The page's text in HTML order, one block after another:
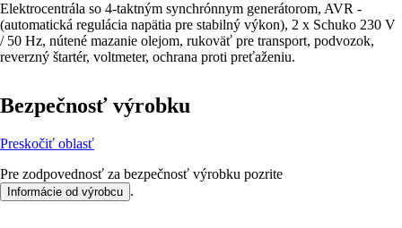
Elektrocentrála so 4-taktným synchrónnym generátorom, AVR -
(automatická regulácia napätia pre stabilný výkon), 2 x Schuko 230 V
/ 50 Hz, nútené mazanie olejom, rukoväť pre transport, podvozok,
reverzný štartér, voltmeter, ochrana proti preťaženiu.
Bezpečnosť výrobku
Preskočiť oblasť
Pre zodpovednosť za bezpečnosť výrobku pozrite
Informácie od výrobcu .